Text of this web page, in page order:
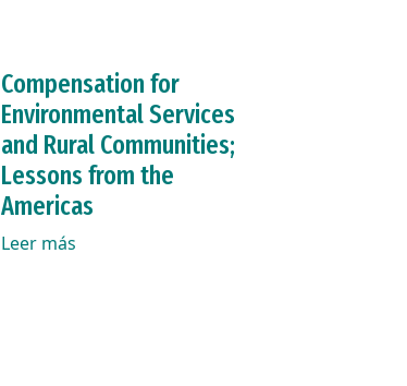
Compensation for
Environmental Services
and Rural Communities;
Lessons from the
Americas
Leer más